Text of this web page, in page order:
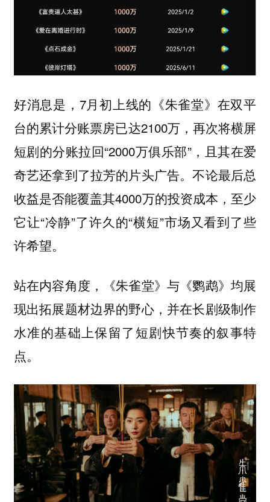
好消息是，7月初上线的《朱雀堂》在双平
台的累计分账票房已达2100万，再次将横屏
短剧的分账拉回“2000万俱乐部”，且其在爱
奇艺还拿到了拉芳的片头广告。不论最后总
收益是否能覆盖其4000万的投资成本，至少
它让“冷静”了许久的“横短”市场又看到了些
许希望。
站在内容角度，《朱雀堂》与《鹦鹉》均展
现出拓展题材边界的野心，并在长剧级制作
水准的基础上保留了短剧快节奏的叙事特
点。